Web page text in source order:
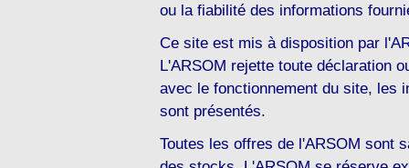
ou la fiabilité des informations
Ce site est mis à disposition par
L'ARSOM rejette toute déclaration
avec le fonctionnement du site, les
sont présentés.
Toutes les offres de l'ARSOM sont